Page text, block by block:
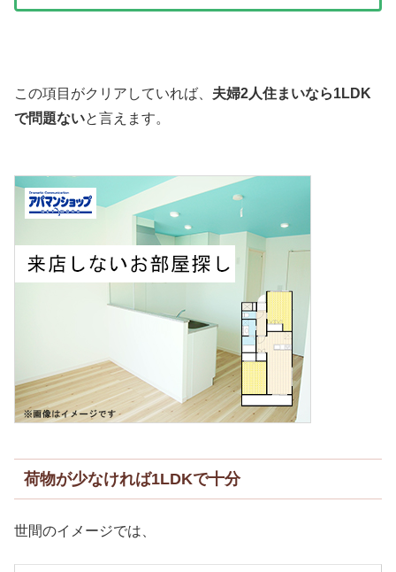
この項目がクリアしていれば、 夫婦2人住まいなら1LDK
で問題ないと言えます。
荷物が少なければ1LDKで十分
世間のイメージでは、